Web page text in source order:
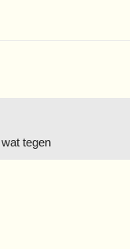
tegen